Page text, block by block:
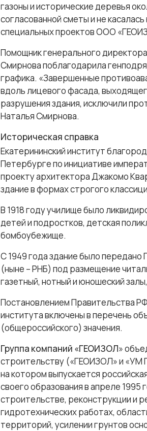
газоны и исторические деревья
согласованной сметы и не
специальных проектов ООО
Помощник генерального
Смирнова поблагодарила
графика. «Завершенные
вдоль лицевого фасада,
разрушения здания, исключили
Наталья Смирнова.
Историческая справка
Екатерининский институт
Петербурге по инициативе
проекту архитектора Джакомо
здание в формах строгого
В 1918 году училище было
детей и подростков, детская
бомбоубежище.
С 1949 года здание было
(ныне – РНБ) под размещение
газетный, нотный и юношеский
Постановлением Правительства
института включены в перечень
(общероссийского) значения.
Группа компаний «ГЕОИЗОЛ»
строительству («ГЕОИЗОЛ» и «УМ
на котором выпускается
своего образования в апреле
строительстве, реконструкции и
гидротехнических работах,
территорий, усилении грунтов